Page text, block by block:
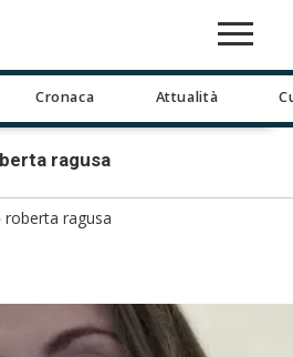
Cronaca Attualità
ragusa
roberta ragusa